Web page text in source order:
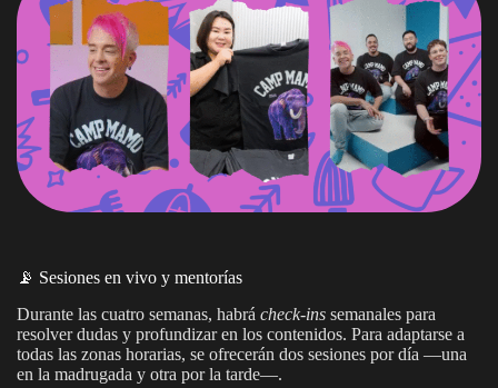
📡 Sesiones en vivo y mentorías
Durante las cuatro semanas, habrá check-ins semanales para
resolver dudas y profundizar en los contenidos. Para adaptarse a
todas las zonas horarias, se ofrecerán dos sesiones por día —una
en la madrugada y otra por la tarde—.